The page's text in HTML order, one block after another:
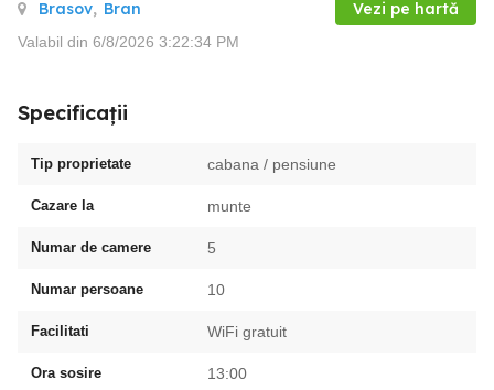
Brasov, Bran Vezi pe hartă
Valabil din 6/8/2026 3:22:34 PM
Specificații
Tip proprietate cabana / pensiune
Cazare la munte
Numar de camere 5
Numar persoane 10
Facilitati WiFi gratuit
Ora sosire 13:00